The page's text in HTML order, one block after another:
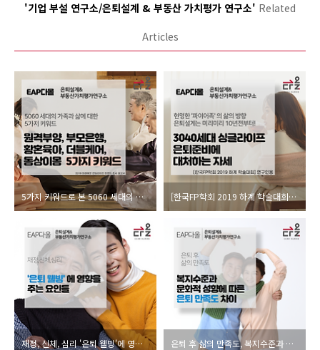
'기업 부설 연구소/은퇴설계 & 부동산 가치평가 연구소' Related
Articles
5가지 키워드로 본 5060 세대의 가족과 삶 [한국FP학회 2019 하계 학술대회]30, 40대 1인가구 은퇴준비에 관한 연구
재정, 신체, 심리 '은퇴 웰빙'에 영향을 주는 요인들 은퇴 후 삶의 만족도, 복지수준과 문화적 성향에 따라 다르다.